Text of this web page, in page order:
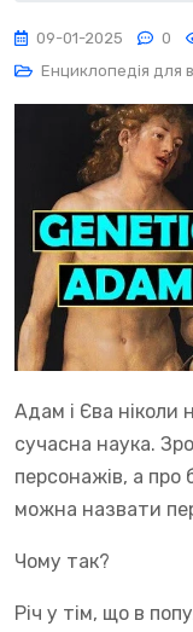
09-01-2025 0
Енциклопедія для
Адам і Єва ніколи
сучасна наука.
персонажів, а про
можна назвати
Чому так?
Річ у тім, що в